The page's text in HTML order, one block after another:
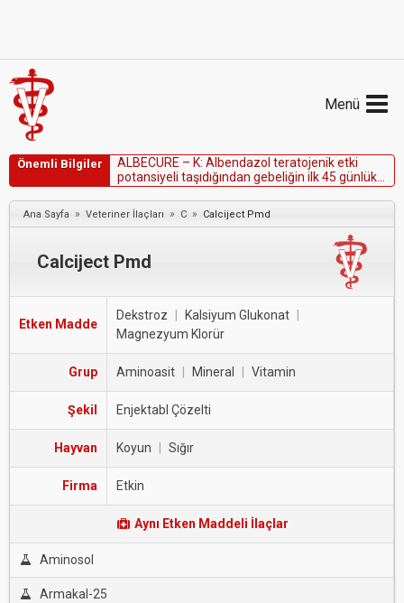
Menü
Önemli Bilgiler ALBECURE – K: A bendazo teratojeniketki
potansiye i taşıdığından gebe iğin i k45 gün ük
dönemindevekoçkatımısırasında
kullanılmamalıdır.
Ana Sayfa » Veteriner İlaçları » C » Calciject Pmd
Calciject Pmd
Etken Madde
Dekstroz Kalsiyum Glukonat
Magnezyum Klorür
Grup Aminoasit Mineral Vitamin
Şekil Enjektabl Çözelti
Hayvan Koyun Sığır
Firma Etkin
Aynı Etken Maddeli İlaçlar
Aminosol
Armakal-25